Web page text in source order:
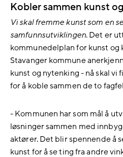
Kobler sammen kunst
Vi skal fremme kunst som en
samfunnsutviklingen. Det er
kommunedelplan for kunst og
Stavanger kommune
kunst og nytenking - nå skal
for å koble sammen de to
- Kommunen har som mål å
løsninger sammen med
aktører. Det blir spennende å
kunst for å se ting fra andre